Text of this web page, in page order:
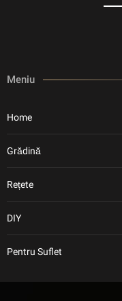
Meniu
Home
Grădină
Rețete
DIY
Pentru Suflet